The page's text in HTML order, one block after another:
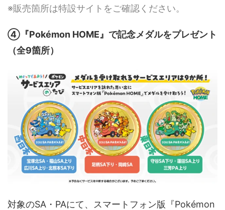
※販売箇所は特設サイトをご確認ください。
④『Pokémon HOME』で記念メダルをプレゼント
（全9箇所）
対象のSA・PAにて、スマートフォン版『Pokémon